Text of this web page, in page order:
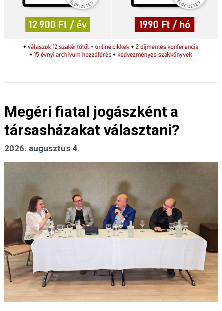
Megéri fiatal jogászként a
társasházakat választani?
2026. augusztus 4.